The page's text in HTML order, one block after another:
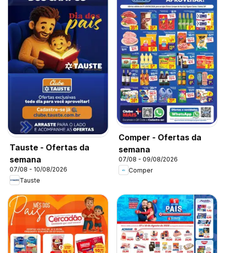
Tauste - Ofertas da
semana
07/08 - 10/08/2026
Tauste
Comper - Ofertas da
semana
07/08 - 09/08/2026
Comper